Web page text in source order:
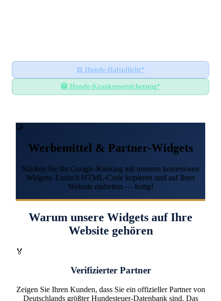
⚖️ Hunde-Haftpflicht*
🏥 Hunde-Krankenversicherung*
🤝
Werbemittel & Partner-Widgets
Stärken Sie Ihr Google-Ranking mit unseren kostenlosen
Widgets. Einfach HTML-Code kopieren und auf Ihrer
Website einbetten — fertig!
Warum unsere Widgets auf Ihre
Website gehören
🏅
Verifizierter Partner
Zeigen Sie Ihren Kunden, dass Sie ein offizieller Partner von
Deutschlands größter Hundesteuer-Datenbank sind. Das